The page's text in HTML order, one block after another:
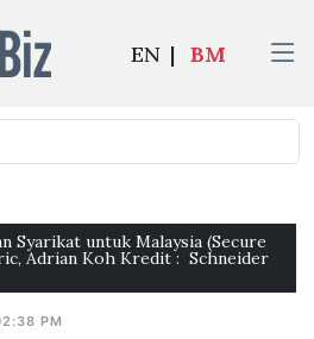
EN | BM
Syarikat untuk Malaysia (Secure
Adrian Koh Kredit : Schneider
PM